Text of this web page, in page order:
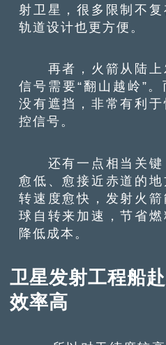
射卫星，很多限制不复
轨道设计也更方便。
再者，火箭从陆上
信号需要“翻山越岭”
没有遮挡，非常有利
控信号。
还有一点相当关键
愈低、愈接近赤道的
转速度愈快，发射火
球自转来加速，节省
降低成本。
卫星发射工程船
效率高